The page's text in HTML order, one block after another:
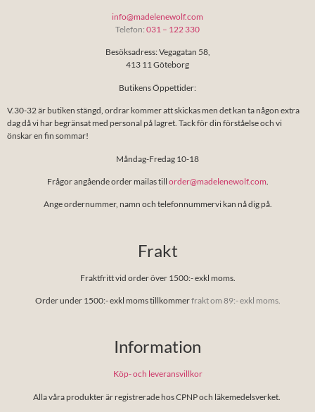
info@madelenewolf.com
Telefon: 031 – 122 330
Besöksadress: Vegagatan 58,
413 11 Göteborg
Butikens Öppettider:
V.30-32 är butiken stängd, ordrar kommer att skickas men det kan ta någon extra
dag då vi har begränsat med personal på lagret. Tack för din förståelse och vi
önskar en fin sommar!
Måndag-Fredag 10-18
Frågor angående order mailas till order@madelenewolf.com
Ange ordernummer, namn och telefonnummervi kan nå dig på.
Frakt
Fraktfritt vid order över 1500:- exkl moms.
Order under 1500:- exkl moms tillkommerfrakt om 89:- exkl moms.
Information
Köp- och leveransvillkor
Alla våra produkter är registrerade hos CPNP och läkemedelsverket.